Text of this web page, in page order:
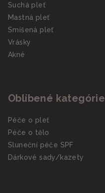
Suchá pleť
Mastná pleť
Smíšená pleť
Vrásky
Akné
Oblíbené kategórie
Péče o pleť
Péče o tělo
Sluneční péče SPF
Dárkové sady/kazety